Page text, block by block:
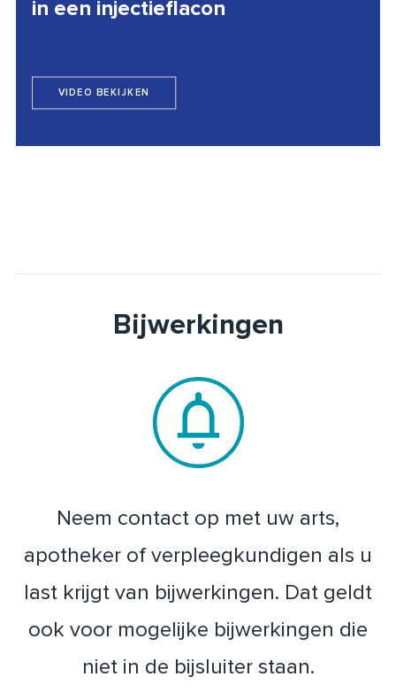
in een injectieflacon
VIDEO BEKIJKEN
Bijwerkingen
Neem contact op met uw arts,
apotheker of verpleegkundigen als u
last krijgt van bijwerkingen. Dat geldt
ook voor mogelijke bijwerkingen die
niet in de bijsluiter staan.